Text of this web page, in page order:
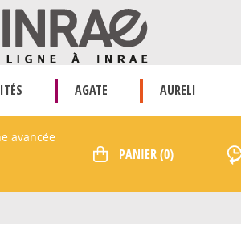
AGATE AURELI
avancée